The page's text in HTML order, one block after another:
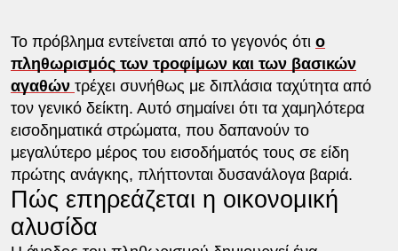
Το πρόβλημα εντείνεται από το γεγονός ότι ο
πληθωρισμός των τροφίμων και των βασικών
αγαθών τρέχει συνήθως με διπλάσια ταχύτητα από
τον γενικό δείκτη. Αυτό σημαίνει ότι τα χαμηλότερα
εισοδηματικά στρώματα, που δαπανούν το
μεγαλύτερο μέρος του εισοδήματός τους σε είδη
πρώτης ανάγκης, πλήττονται δυσανάλογα βαριά.
Πώς επηρεάζεται η οικονομική
αλυσίδα